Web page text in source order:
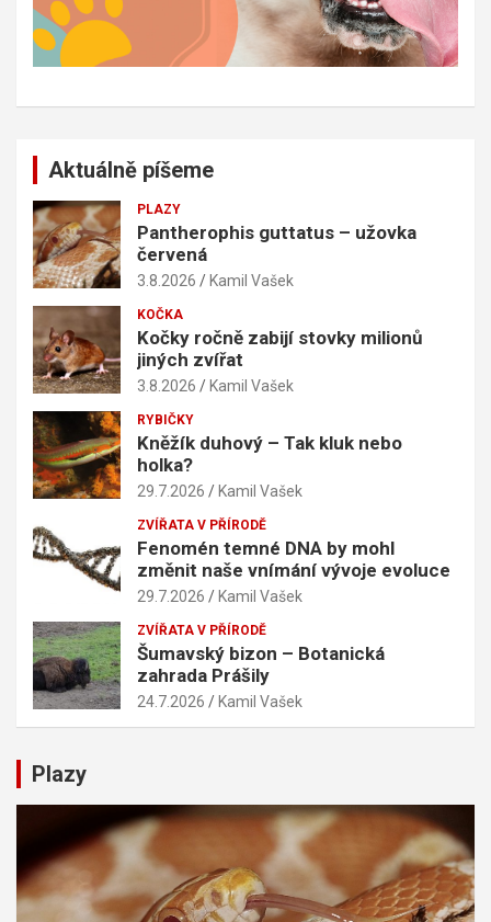
Aktuálně píšeme
PLAZY
Pantherophis guttatus – užovka
červená
3.8.2026 Kamil Vašek
KOČKA
Kočky ročně zabijí stovky milionů
jiných zvířat
3.8.2026 Kamil Vašek
RYBIČKY
Kněžík duhový – Tak kluk nebo
holka?
29.7.2026 Kamil Vašek
ZVÍŘATA V PŘÍRODĚ
Fenomén temné DNA by mohl
změnit naše vnímání vývoje evoluce
29.7.2026 Kamil Vašek
ZVÍŘATA V PŘÍRODĚ
Šumavský bizon – Botanická
zahrada Prášily
24.7.2026 Kamil Vašek
Plazy